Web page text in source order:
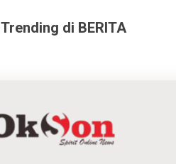
Trending di BERITA